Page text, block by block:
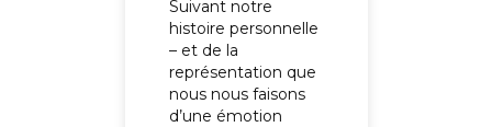
Suivant notre
histoire personnelle
– et de la
représentation que
nous nous faisons
d’une émotion